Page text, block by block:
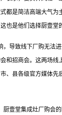
都是简洁高端大气为
也是他们选择厨壹堂
导致线下厂购无法
和招商会。这两场线
、县各级官方媒体先
壹堂集成灶厂购会